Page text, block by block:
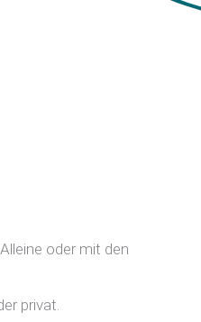
oder mit den
privat.